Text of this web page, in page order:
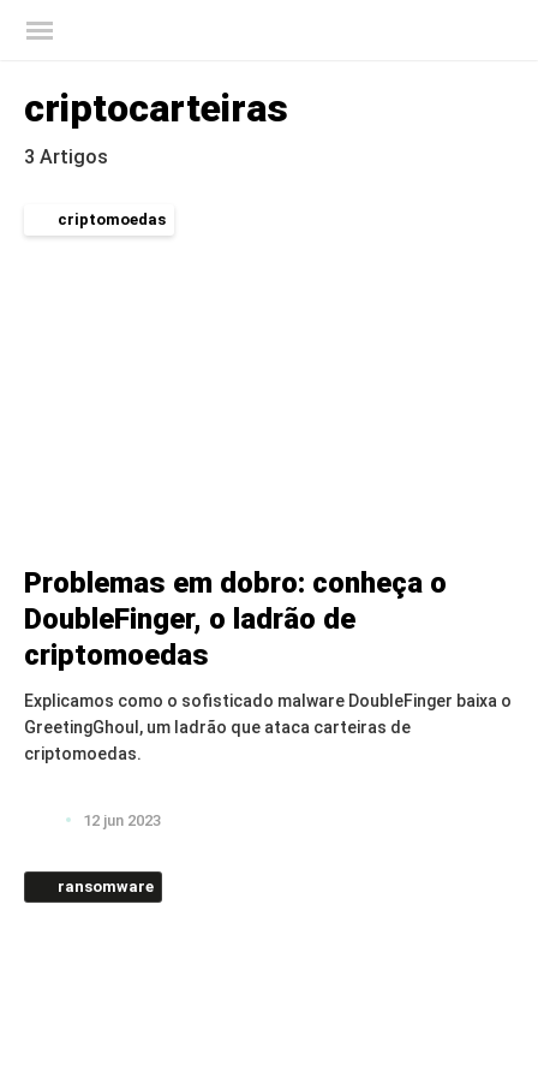
criptocarteiras
3 Artigos
criptomoedas
Problemas em dobro: conheça o
DoubleFinger, o ladrão de
criptomoedas
Explicamos como o sofisticado malware DoubleFinger baixa o
GreetingGhoul, um ladrão que ataca carteiras de
criptomoedas.
12 jun 2023
ransomware